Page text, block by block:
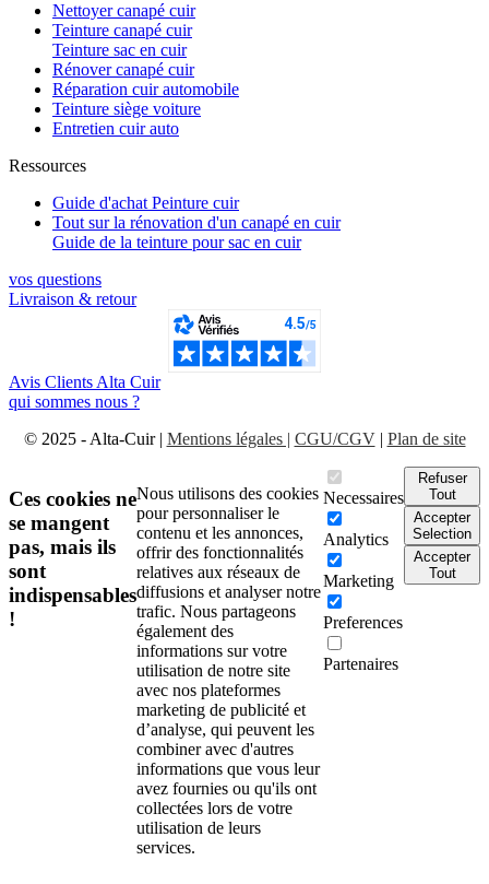
Nettoyer canapé cuir
Teinture canapé cuir
Teinture sac en cuir
Rénover canapé cuir
Réparation cuir automobile
Teinture siège voiture
Entretien cuir auto
Ressources
Guide d'achat Peinture cuir
Tout sur la rénovation d'un canapé en cuir
Guide de la teinture pour sac en cuir
vos questions​
Livraison & retour
Avis Clients Alta Cuir
qui sommes nous ?
© 2025 - Alta-Cuir | Mentions légales | CGU/CGV| Plan de site
Ces cookies ne
se mangent
pas, mais ils
sont
indispensables
!
Nous utilisons des cookies
pour personnaliser le
contenu et les annonces,
offrir des fonctionnalités
relatives aux réseaux de
diffusions et analyser notre
trafic. Nous partageons
également des
informations sur votre
utilisation de notre site
avec nos plateformes
marketing de publicité et
d’analyse, qui peuvent les
combiner avec d'autres
informations que vous leur
avez fournies ou qu'ils ont
collectées lors de votre
utilisation de leurs
services.
Necessaires
Analytics
Marketing
Preferences
Partenaires
Refuser
Tout
Accepter
Selection
Accepter
Tout